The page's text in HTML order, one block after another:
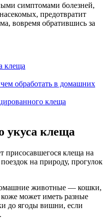
симптомами болезней,
предотвратит
вовремя обратившись за
клеща
обработать в домашних
клеща
укуса клеща
присосавшегося клеща на
на природу, прогулок
животные — кошки,
может иметь разные
до ягоды вишни, если